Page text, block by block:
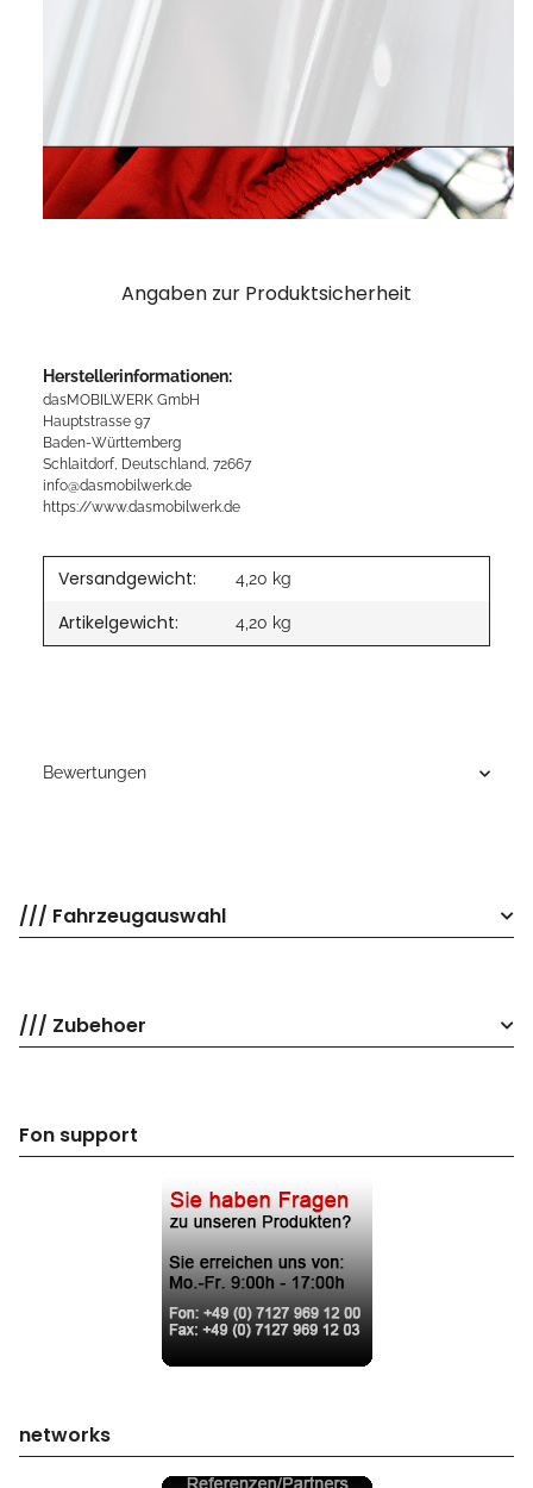
Angaben zur Produktsicherheit
Herstellerinformationen:
dasMOBILWERK GmbH
Hauptstrasse 97
Baden-Württemberg
Schlaitdorf, Deutschland, 72667
info@dasmobilwerk.de
https://www.dasmobilwerk.de
Versandgewicht: 4,20 kg
Artikelgewicht: 4,20 kg
Bewertungen
/// Fahrzeugauswahl
/// Zubehoer
Fon support
networks